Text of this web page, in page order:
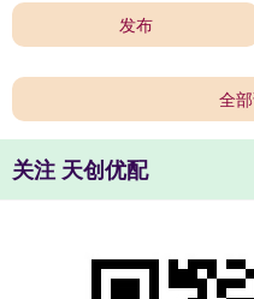
发布
全
关注 天创优配